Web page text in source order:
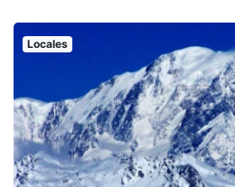
Locales